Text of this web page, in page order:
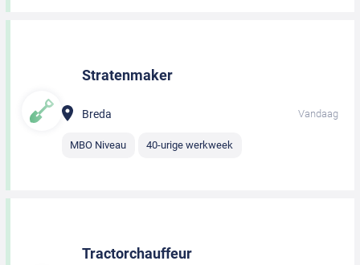
Stratenmaker
Breda Vandaag
MBO Niveau 40-urige werkweek
Tractorchauffeur